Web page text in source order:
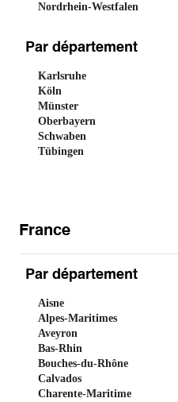
Nordrhein-Westfalen
Par département
Karlsruhe
Köln
Münster
Oberbayern
Schwaben
Tübingen
France
Par département
Aisne
Alpes-Maritimes
Aveyron
Bas-Rhin
Bouches-du-Rhône
Calvados
Charente-Maritime